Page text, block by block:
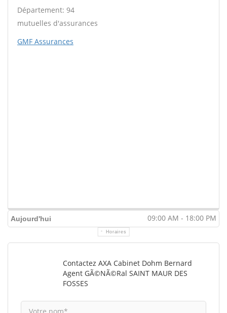
Département: 94
mutuelles d'assurances
GMF Assurances
Aujourd'hui 09:00 AM - 18:00 PM
Horaires
Contactez AXA Cabinet Dohm Bernard
Agent GÃ©nÃ©ral SAINT MAUR DES
FOSSES